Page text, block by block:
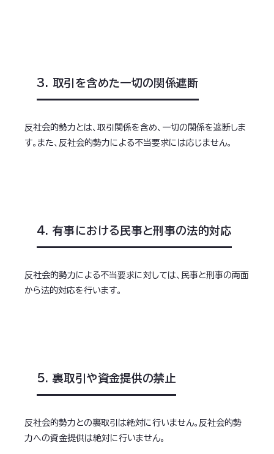
3. 取引を含めた一切の関係遮断
反社会的勢力とは、取引関係を含め、一切の関係を遮断しま
す。また、反社会的勢力による不当要求には応じません。
4. 有事における民事と刑事の法的対応
反社会的勢力による不当要求に対しては、民事と刑事の両面
から法的対応を行います。
5. 裏取引や資金提供の禁止
反社会的勢力との裏取引は絶対に行いません。反社会的勢
力への資金提供は絶対に行いません。